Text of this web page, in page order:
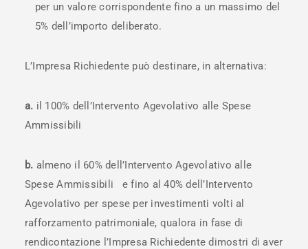
per un valore corrispondente fino a un massimo del
5% dell’importo deliberato.
L’Impresa Richiedente può destinare, in alternativa:
a. il 100% dell’Intervento Agevolativo alle Spese
Ammissibili
b. almeno il 60% dell’Intervento Agevolativo alle
Spese Ammissibili e fino al 40% dell’Intervento
Agevolativo per spese per investimenti volti al
rafforzamento patrimoniale, qualora in fase di
rendicontazione l’Impresa Richiedente dimostri di aver